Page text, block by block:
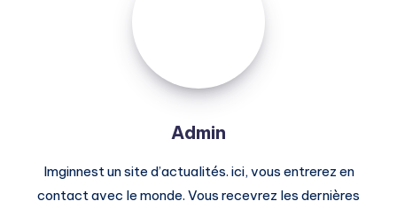
Admin
Imginnest un site d’actualités. ici, vous entrerez en
contact avec le monde. Vous recevrez les dernières